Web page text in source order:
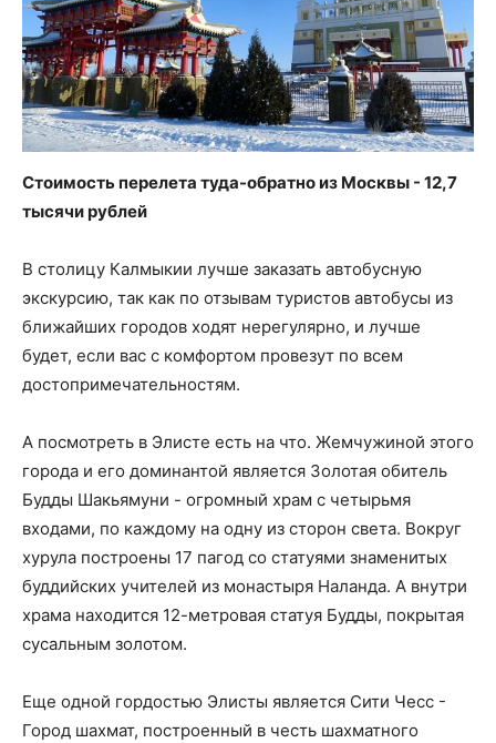
Стоимость перелета туда-обратно из Москвы - 12,7
тысячи рублей
В столицу Калмыкии лучше заказать автобусную
экскурсию, так как по отзывам туристов автобусы из
ближайших городов ходят нерегулярно, и лучше
будет, если вас с комфортом провезут по всем
достопримечательностям.
А посмотреть в Элисте есть на что. Жемчужиной этого
города и его доминантой является Золотая обитель
Будды Шакьямуни - огромный храм с четырьмя
входами, по каждому на одну из сторон света. Вокруг
хурула построены 17 пагод со статуями знаменитых
буддийских учителей из монастыря Наланда. А внутри
храма находится 12-метровая статуя Будды, покрытая
сусальным золотом.
Еще одной гордостью Элисты является Сити Чесс -
Город шахмат, построенный в честь шахматного